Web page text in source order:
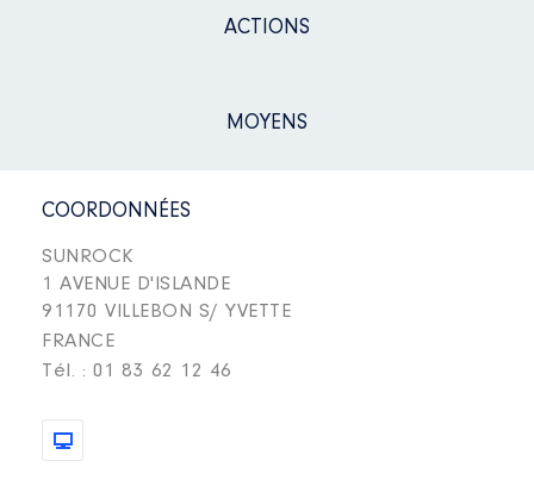
ACTIONS
MOYENS
COORDONNÉES
SUNROCK
1 AVENUE D'ISLANDE
91170 VILLEBON S/ YVETTE
FRANCE
Tél. : 01 83 62 12 46